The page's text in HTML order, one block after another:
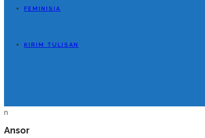
FEMINISIA
KIRIM TULISAN
n
Ansor